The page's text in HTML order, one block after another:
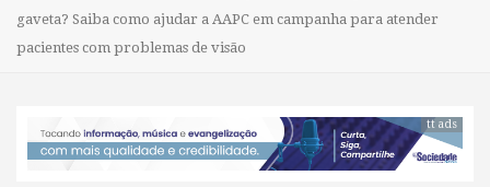
gaveta? Saiba como ajudar a AAPC em campanha para atender
pacientes com problemas de visão
tt ads